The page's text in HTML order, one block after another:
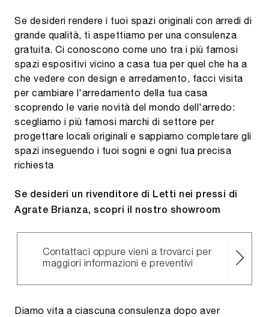
Se desideri rendere i tuoi spazi originali con arredi di
grande qualità, ti aspettiamo per una consulenza
gratuita. Ci conoscono come uno tra i più famosi
spazi espositivi vicino a casa tua per quel che ha a
che vedere con design e arredamento, facci visita
per cambiare l'arredamento della tua casa
scoprendo le varie novità del mondo dell'arredo:
scegliamo i più famosi marchi di settore per
progettare locali originali e sappiamo completare gli
spazi inseguendo i tuoi sogni e ogni tua precisa
richiesta
Se desideri un rivenditore di Letti nei pressi di
Agrate Brianza, scopri il nostro showroom
Contattaci oppure vieni a trovarci per
maggiori informazioni e preventivi
Diamo vita a ciascuna consulenza dopo aver